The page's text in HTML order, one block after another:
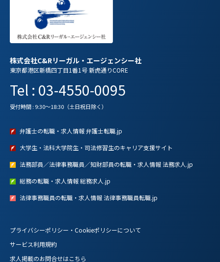
株式会社C&Rリーガル・エージェンシー社
東京都港区新橋四丁目1番1号 新虎通りCORE
Tel : 03-4550-0095
受付時間 : 9:30～18:30（土日祝日除く）
弁護士の転職・求人情報 弁護士転職.jp
大学生・法科大学院生・司法修習生のキャリア支援サイト
法務部員／法律事務職員／知財部員の転職・求人情報 法務求人.jp
総務の転職・求人情報 総務求人.jp
法律事務職員の転職・求人情報 法律事務職員転職.jp
プライバシーポリシー・Cookieポリシーについて
サービス利用規約
求人掲載のお問合せはこちら